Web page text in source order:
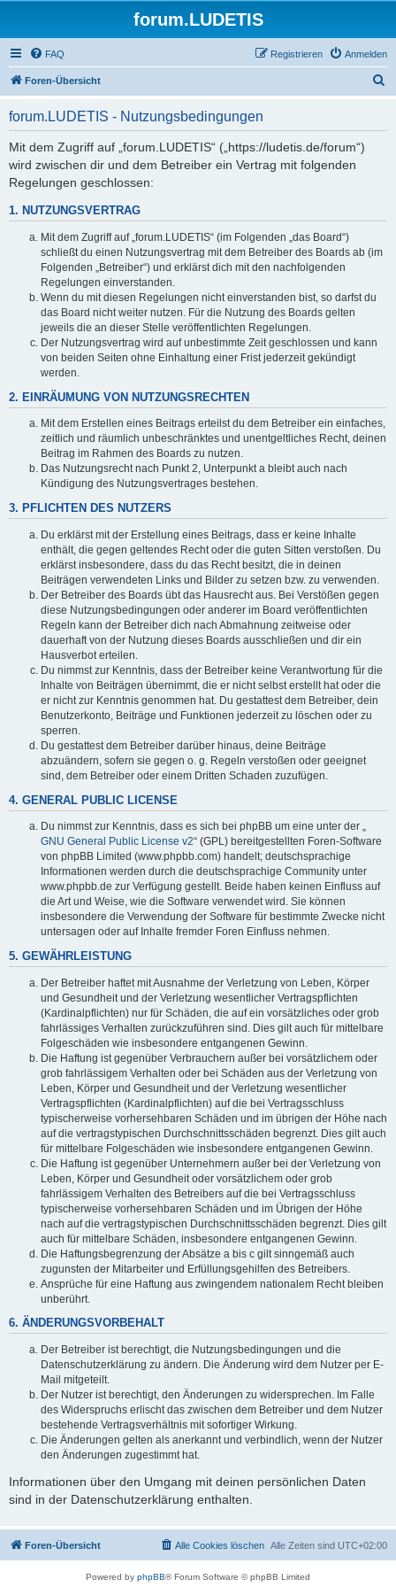
forum.LUDETIS
FAQ Anmelden
Registrieren
Foren-Übersicht
forum.LUDETIS - Nutzungsbedingungen
Mit dem Zugriff auf „forum.LUDETIS“ („https://ludetis.de/forum“)
wird zwischen dir und dem Betreiber ein Vertrag mit folgenden
Regelungen geschlossen:
1. NUTZUNGSVERTRAG
Mit dem Zugriff auf „forum.LUDETIS“ (im Folgenden „das Board“)
schließt du einen Nutzungsvertrag mit dem Betreiber des Boards ab (im
Folgenden „Betreiber“) und erklärst dich mit den nachfolgenden
Regelungen einverstanden.
Wenn du mit diesen Regelungen nicht einverstanden bist, so darfst du
das Board nicht weiter nutzen. Für die Nutzung des Boards gelten
jeweils die an dieser Stelle veröffentlichten Regelungen.
Der Nutzungsvertrag wird auf unbestimmte Zeit geschlossen und kann
von beiden Seiten ohne Einhaltung einer Frist jederzeit gekündigt
werden.
2. EINRÄUMUNG VON NUTZUNGSRECHTEN
Mit dem Erstellen eines Beitrags erteilst du dem Betreiber ein einfaches,
zeitlich und räumlich unbeschränktes und unentgeltliches Recht, deinen
Beitrag im Rahmen des Boards zu nutzen.
Das Nutzungsrecht nach Punkt 2, Unterpunkt a bleibt auch nach
Kündigung des Nutzungsvertrages bestehen.
3. PFLICHTEN DES NUTZERS
Du erklärst mit der Erstellung eines Beitrags, dass er keine Inhalte
enthält, die gegen geltendes Recht oder die guten Sitten verstoßen. Du
erklärst insbesondere, dass du das Recht besitzt, die in deinen
Beiträgen verwendeten Links und Bilder zu setzen bzw. zu verwenden.
Der Betreiber des Boards übt das Hausrecht aus. Bei Verstößen gegen
diese Nutzungsbedingungen oder anderer im Board veröffentlichten
Regeln kann der Betreiber dich nach Abmahnung zeitweise oder
dauerhaft von der Nutzung dieses Boards ausschließen und dir ein
Hausverbot erteilen.
Du nimmst zur Kenntnis, dass der Betreiber keine Verantwortung für die
Inhalte von Beiträgen übernimmt, die er nicht selbst erstellt hat oder die
er nicht zur Kenntnis genommen hat. Du gestattest dem Betreiber, dein
Benutzerkonto, Beiträge und Funktionen jederzeit zu löschen oder zu
sperren.
Du gestattest dem Betreiber darüber hinaus, deine Beiträge
abzuändern, sofern sie gegen o. g. Regeln verstoßen oder geeignet
sind, dem Betreiber oder einem Dritten Schaden zuzufügen.
4. GENERAL PUBLIC LICENSE
Du nimmst zur Kenntnis, dass es sich bei phpBB um eine unter der „
GNU General Public License v2“ (GPL) bereitgestellten Foren-Software
von phpBB Limited (www.phpbb.com) handelt; deutschsprachige
Informationen werden durch die deutschsprachige Community unter
www.phpbb.de zur Verfügung gestellt. Beide haben keinen Einfluss auf
die Art und Weise, wie die Software verwendet wird. Sie können
insbesondere die Verwendung der Software für bestimmte Zwecke nicht
untersagen oder auf Inhalte fremder Foren Einfluss nehmen.
5. GEWÄHRLEISTUNG
Der Betreiber haftet mit Ausnahme der Verletzung von Leben, Körper
und Gesundheit und der Verletzung wesentlicher Vertragspflichten
(Kardinalpflichten) nur für Schäden, die auf ein vorsätzliches oder grob
fahrlässiges Verhalten zurückzuführen sind. Dies gilt auch für mittelbare
Folgeschäden wie insbesondere entgangenen Gewinn.
Die Haftung ist gegenüber Verbrauchern außer bei vorsätzlichem oder
grob fahrlässigem Verhalten oder bei Schäden aus der Verletzung von
Leben, Körper und Gesundheit und der Verletzung wesentlicher
Vertragspflichten (Kardinalpflichten) auf die bei Vertragsschluss
typischerweise vorhersehbaren Schäden und im übrigen der Höhe nach
auf die vertragstypischen Durchschnittsschäden begrenzt. Dies gilt auch
für mittelbare Folgeschäden wie insbesondere entgangenen Gewinn.
Die Haftung ist gegenüber Unternehmern außer bei der Verletzung von
Leben, Körper und Gesundheit oder vorsätzlichem oder grob
fahrlässigem Verhalten des Betreibers auf die bei Vertragsschluss
typischerweise vorhersehbaren Schäden und im Übrigen der Höhe
nach auf die vertragstypischen Durchschnittsschäden begrenzt. Dies gilt
auch für mittelbare Schäden, insbesondere entgangenen Gewinn.
Die Haftungsbegrenzung der Absätze a bis c gilt sinngemäß auch
zugunsten der Mitarbeiter und Erfüllungsgehilfen des Betreibers.
Ansprüche für eine Haftung aus zwingendem nationalem Recht bleiben
unberührt.
6. ÄNDERUNGSVORBEHALT
Der Betreiber ist berechtigt, die Nutzungsbedingungen und die
Datenschutzerklärung zu ändern. Die Änderung wird dem Nutzer per E-
Mail mitgeteilt.
Der Nutzer ist berechtigt, den Änderungen zu widersprechen. Im Falle
des Widerspruchs erlischt das zwischen dem Betreiber und dem Nutzer
bestehende Vertragsverhältnis mit sofortiger Wirkung.
Die Änderungen gelten als anerkannt und verbindlich, wenn der Nutzer
den Änderungen zugestimmt hat.
Informationen über den Umgang mit deinen persönlichen Daten
sind in der Datenschutzerklärung enthalten.
Foren-Übersicht Alle Zeiten sind UTC+02:00
Alle Cookies löschen
Powered by phpBB® Forum Software © phpBB Limited